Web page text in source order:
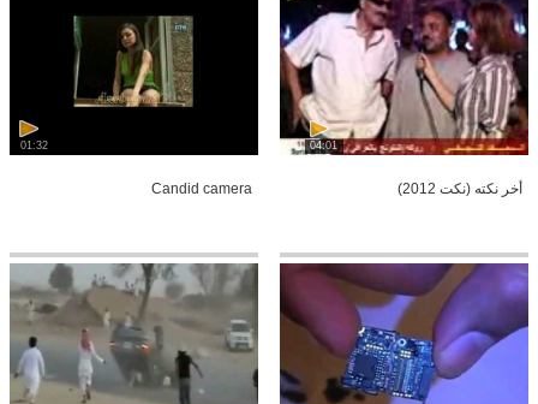
04:01
أخر نكته (نكت 2012)
01:32
Candid camera